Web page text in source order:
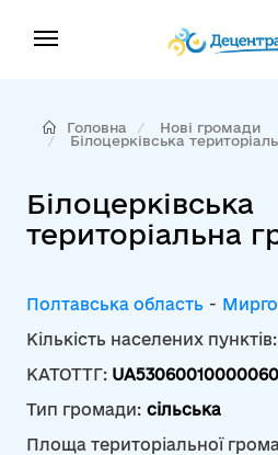
Головна
Нові громади
Білоцерківська
Білоцерківська
територіальна
Полтавська область -
Кількість населених пунктів:
КАТОТТГ:
Тип громади: сільська
Площа територіальної